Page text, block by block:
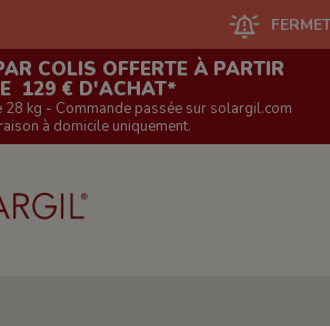
FERMETURE
COLIS OFFERTE À PARTIR
129 € D'ACHAT*
kg - Commande passée sur solargil.com
à domicile uniquement.